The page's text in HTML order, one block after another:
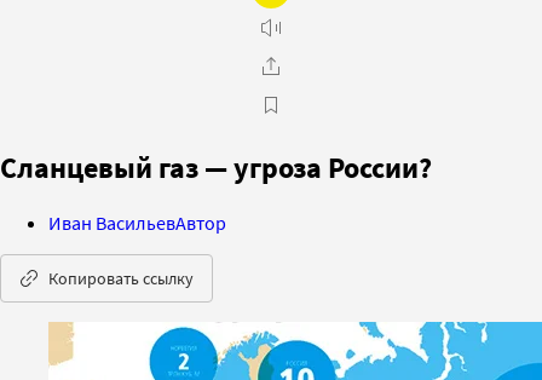
Сланцевый газ — угроза России?
Иван ВасильевАвтор
Копировать ссылку